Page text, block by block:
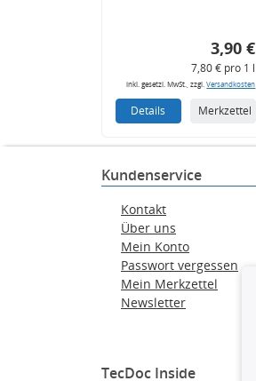
3,90 €
7,80 € pro 1 l
inkl. gesetzl. MwSt., zzgl.Versandkosten
Details Merkzettel
Kundenservice
Kontakt
Über uns
Mein Konto
Passwort vergessen
Mein Merkzettel
Newsletter
TecDoc Inside